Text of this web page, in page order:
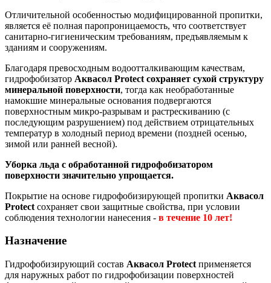
Отличительной особенностью модифицированной пропитки,
является её полная паропроницаемость, что соответствует
санитарно-гигиеническим требованиям, предъявляемым к
зданиям и сооружениям.
Благодаря превосходным водоотталкивающим качествам,
гидрофобизатор Аквасол Protect сохраняет сухой структуру
минеральной поверхности, тогда как необработанные
намокшие минеральные основания подвергаются
поверхностным микро-разрывам и растрескиванию (с
последующим разрушением) под действием отрицательных
температур в холодный период времени (поздней осенью,
зимой или ранней весной).
Уборка льда с обработанной гидрофобизатором
поверхности значительно упрощается.
Покрытие на основе гидрофобизирующей пропитки Аквасол
Protect сохраняет свои защитные свойства, при условии
соблюдения технологии нанесения - в течение 10 лет!
Назначение
Гидрофобизирующий состав Аквасол Protect применяется
для наружных работ по гидрофобизации поверхностей